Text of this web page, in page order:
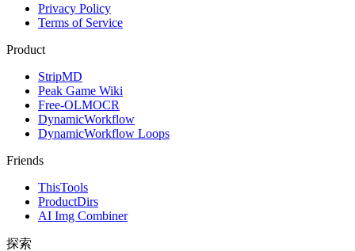
Privacy Policy
Terms of Service
Product
StripMD
Peak Game Wiki
Free-OLMOCR
DynamicWorkflow
DynamicWorkflow Loops
Friends
ThisTools
ProductDirs
AI Img Combiner
探索